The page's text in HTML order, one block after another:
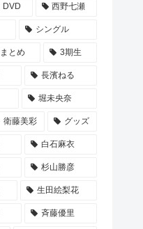
DVD 西野七瀬
シングル
まとめ 3期生
長濱ねる
堀未央奈
衛藤美彩 グッズ
白石麻衣
杉山勝彦
生田絵梨花
斉藤優里